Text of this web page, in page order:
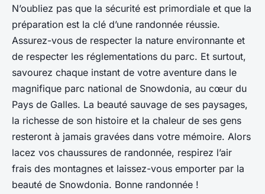
N’oubliez pas que la sécurité est primordiale et que la
préparation est la clé d’une randonnée réussie.
Assurez-vous de respecter la nature environnante et
de respecter les réglementations du parc. Et surtout,
savourez chaque instant de votre aventure dans le
magnifique parc national de Snowdonia, au cœur du
Pays de Galles. La beauté sauvage de ses paysages,
la richesse de son histoire et la chaleur de ses gens
resteront à jamais gravées dans votre mémoire. Alors
lacez vos chaussures de randonnée, respirez l’air
frais des montagnes et laissez-vous emporter par la
beauté de Snowdonia. Bonne randonnée !